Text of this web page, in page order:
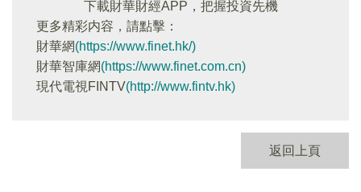
下載財華財經APP，把握投資先機
更多精彩内容，請點擊：
財華網(https://www.finet.hk/)
財華智庫網(https://www.finet.com.cn)
現代電視FINTV(http://www.fintv.hk)
返回上頁